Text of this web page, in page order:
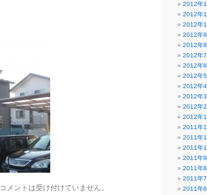
コメントは受け付けていません。
2012年
2012年
2012年
2012年9
2012年8
2012年7
2012年6
2012年5
2012年4
2012年3
2012年2
2012年1
2011年
2011年
2011年
2011年9
2011年8
2011年7
2011年6